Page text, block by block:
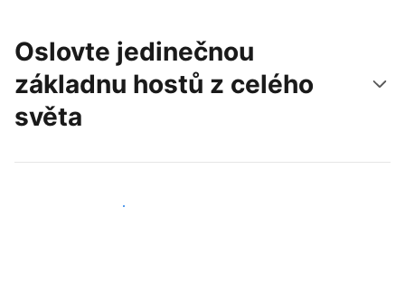
Oslovte jedinečnou
základnu hostů z celého
světa
Oslovit nové hosty už dnes